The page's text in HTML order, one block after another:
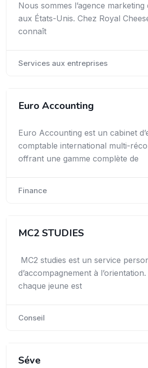
Nous sommes l’agence marketing
aux États-Unis. Chez Royal
connaît
Services aux entreprises
Euro Accounting
Euro Accounting est un cabinet
comptable international multi-
offrant une gamme complète de
Finance
MC2 STUDIES
MC2 studies est un service
d’accompagnement à
chaque jeune est
Conseil
Séve